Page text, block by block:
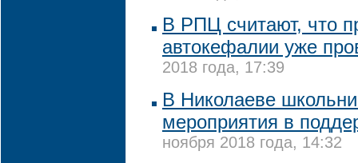
В РПЦ считают, что
автокефалии уже
2018 года, 17:39
В Николаеве
мероприятия в
ноября 2018 года, 14:32